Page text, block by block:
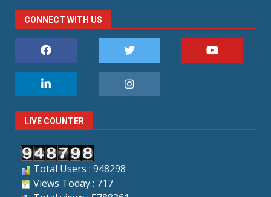
CONNECT WITH US
LIVE COUNTER
Total Users : 948298
Views Today : 717